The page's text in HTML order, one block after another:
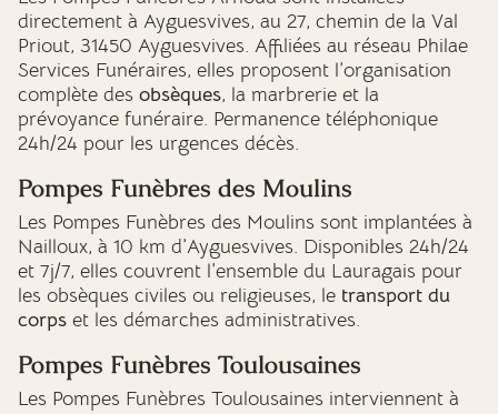
directement à Ayguesvives, au 27, chemin de la Val
Priout, 31450 Ayguesvives. Affiliées au réseau Philae
Services Funéraires, elles proposent l’organisation
complète des obsèques, la marbrerie et la
prévoyance funéraire. Permanence téléphonique
24h/24 pour les urgences décès.
Pompes Funèbres des Moulins
Les Pompes Funèbres des Moulins sont implantées à
Nailloux, à 10 km d’Ayguesvives. Disponibles 24h/24
et 7j/7, elles couvrent l’ensemble du Lauragais pour
les obsèques civiles ou religieuses, le transport du
corps et les démarches administratives.
Pompes Funèbres Toulousaines
Les Pompes Funèbres Toulousaines interviennent à